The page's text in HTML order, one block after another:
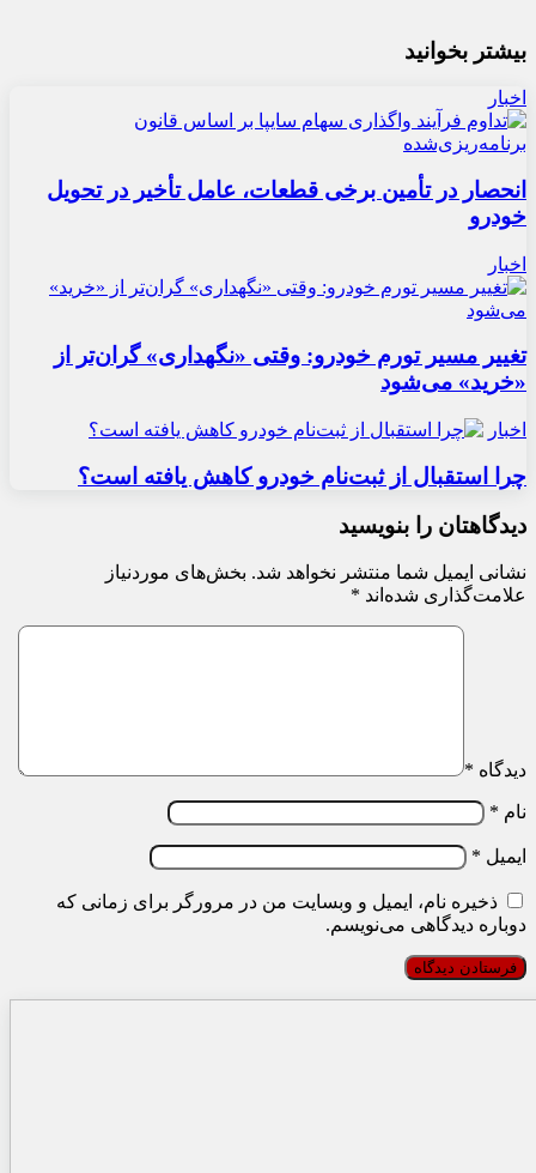
بیشتر بخوانید
اخبار
انحصار در تأمین برخی قطعات، عامل تأخیر در تحویل
خودرو
اخبار
تغییر مسیر تورم خودرو: وقتی «نگهداری» گران‌تر از
«خرید» می‌شود
اخبار
چرا استقبال از ثبت‌نام خودرو کاهش یافته است؟
دیدگاهتان را بنویسید
نشانی ایمیل شما منتشر نخواهد شد. بخش‌های موردنیاز
علامت‌گذاری شده‌اند *
دیدگاه *
نام *
ایمیل *
ذخیره نام، ایمیل و وبسایت من در مرورگر برای زمانی که
دوباره دیدگاهی می‌نویسم.